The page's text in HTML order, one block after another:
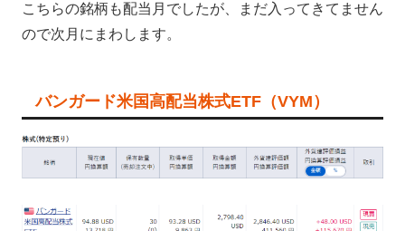
こちらの銘柄も配当月でしたが、まだ入ってきてません
ので次月にまわします。
バンガード米国高配当株式ETF（VYM）